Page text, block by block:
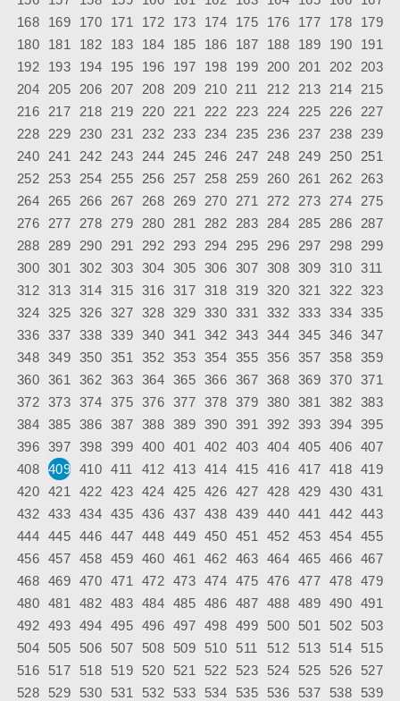
168
169 170 171 172 173 174 175 176 177 178
179
180
181 182 183 184 185 186 187 188 189 190
191
192
193 194 195 196 197 198 199 200 201 202
203
204
205 206 207 208 209 210 211 212 213 214
215
216
217 218 219 220 221 222 223 224 225 226
227
228
229 230 231 232 233 234 235 236 237 238
239
240
241 242 243 244 245 246 247 248 249 250
251
252
253 254 255 256 257 258 259 260 261 262
263
264
265 266 267 268 269 270 271 272 273 274
275
276
277 278 279 280 281 282 283 284 285 286
287
288
289 290 291 292 293 294 295 296 297 298
299
300 301 302 303 304 305 306 307 308 309 310
311
312 313 314 315 316 317 318 319 320 321 322 323
324 325 326 327 328 329 330 331 332 333 334 335
336 337 338 339 340 341 342 343 344 345 346 347
348 349 350 351 352 353 354 355 356 357 358 359
360 361 362 363 364 365 366 367 368 369 370 371
372 373 374 375 376 377 378 379 380 381 382 383
384 385 386 387 388 389 390 391 392 393 394 395
396 397 398 399 400 401 402 403 404 405 406 407
408 409 410 411 412 413 414 415 416 417 418 419
420 421 422 423 424 425 426 427 428 429 430 431
432 433 434 435 436 437 438 439 440 441 442 443
444 445 446 447 448 449 450 451 452 453 454 455
456 457 458 459 460 461 462 463 464 465 466 467
468 469 470 471 472 473 474 475 476 477 478 479
480 481 482 483 484 485 486 487 488 489 490 491
492 493 494 495 496 497 498 499 500 501 502
503
504
505 506 507 508 509 510 511 512 513 514
515
516
517 518 519 520 521 522 523 524 525 526
527
528
529 530 531 532 533 534 535 536 537 538
539